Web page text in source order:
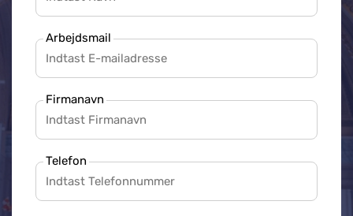
Arbejdsmail
Firmanavn
Telefon